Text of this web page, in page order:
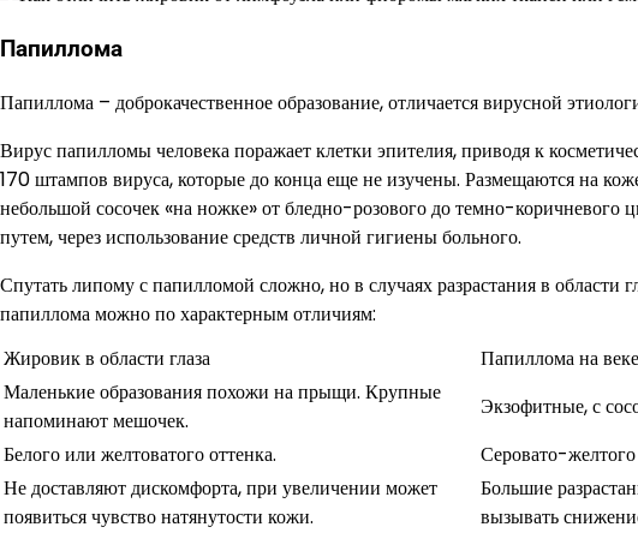
Папиллома
Папиллома – доброкачественное образование, отличается вирусной
Вирус папилломы человека поражает клетки эпителия, приводя к
170 штампов вируса, которые до конца еще не изучены. Размещаются на
небольшой сосочек «на ножке» от бледно-розового до темно-
путем, через использование средств личной гигиены больного.
Спутать липому с папилломой сложно, но в случаях разрастания в области
папиллома можно по характерным отличиям:
Жировик в области глаза
Папиллома на веке
Маленькие образования похожи на прыщи. Крупные
напоминают мешочек.
Экзофитные, с
Белого или желтоватого оттенка.
Серовато-желтого
Не доставляют дискомфорта, при увеличении может
появиться чувство натянутости кожи.
Большие
вызывать